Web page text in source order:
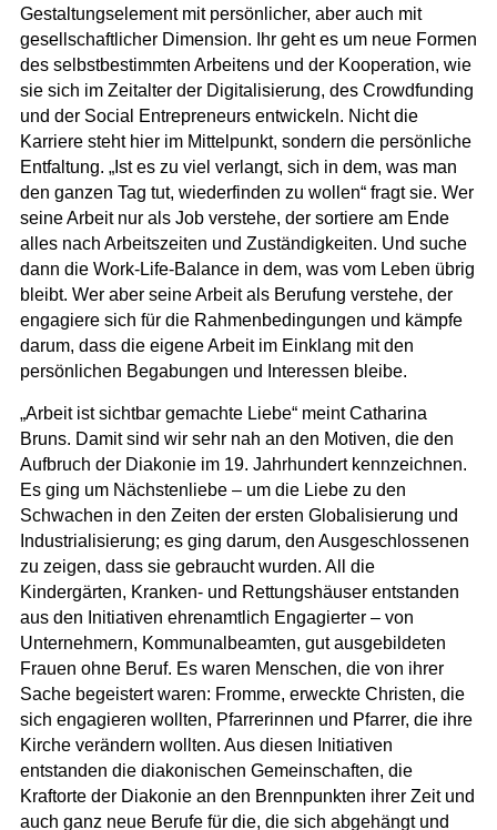
Gestaltungselement mit persönlicher, aber auch mit
gesellschaftlicher Dimension. Ihr geht es um neue Formen
des selbstbestimmten Arbeitens und der Kooperation, wie
sie sich im Zeitalter der Digitalisierung, des Crowdfunding
und der Social Entrepreneurs entwickeln. Nicht die
Karriere steht hier im Mittelpunkt, sondern die persönliche
Entfaltung. „Ist es zu viel verlangt, sich in dem, was man
den ganzen Tag tut, wiederfinden zu wollen“ fragt sie. Wer
seine Arbeit nur als Job verstehe, der sortiere am Ende
alles nach Arbeitszeiten und Zuständigkeiten. Und suche
dann die Work-Life-Balance in dem, was vom Leben übrig
bleibt. Wer aber seine Arbeit als Berufung verstehe, der
engagiere sich für die Rahmenbedingungen und kämpfe
darum, dass die eigene Arbeit im Einklang mit den
persönlichen Begabungen und Interessen bleibe.
„Arbeit ist sichtbar gemachte Liebe“ meint Catharina
Bruns. Damit sind wir sehr nah an den Motiven, die den
Aufbruch der Diakonie im 19. Jahrhundert kennzeichnen.
Es ging um Nächstenliebe – um die Liebe zu den
Schwachen in den Zeiten der ersten Globalisierung und
Industrialisierung; es ging darum, den Ausgeschlossenen
zu zeigen, dass sie gebraucht wurden. All die
Kindergärten, Kranken- und Rettungshäuser entstanden
aus den Initiativen ehrenamtlich Engagierter – von
Unternehmern, Kommunalbeamten, gut ausgebildeten
Frauen ohne Beruf. Es waren Menschen, die von ihrer
Sache begeistert waren: Fromme, erweckte Christen, die
sich engagieren wollten, Pfarrerinnen und Pfarrer, die ihre
Kirche verändern wollten. Aus diesen Initiativen
entstanden die diakonischen Gemeinschaften, die
Kraftorte der Diakonie an den Brennpunkten ihrer Zeit und
auch ganz neue Berufe für die, die sich abgehängt und